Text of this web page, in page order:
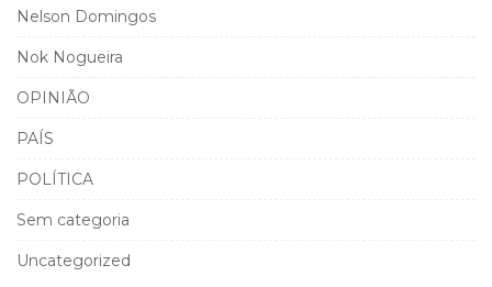
Nelson Domingos
Nok Nogueira
OPINIÃO
PAÍS
POLÍTICA
Sem categoria
Uncategorized